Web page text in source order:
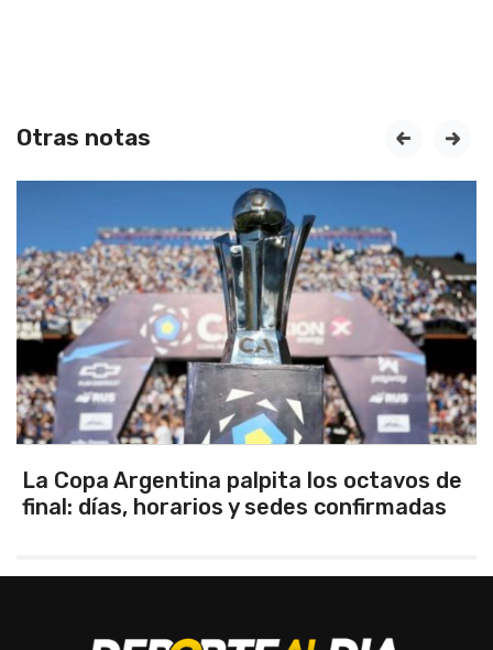
Otras notas
La Copa Argentina palpita los octavos de
final: días, horarios y sedes confirmadas
prev next